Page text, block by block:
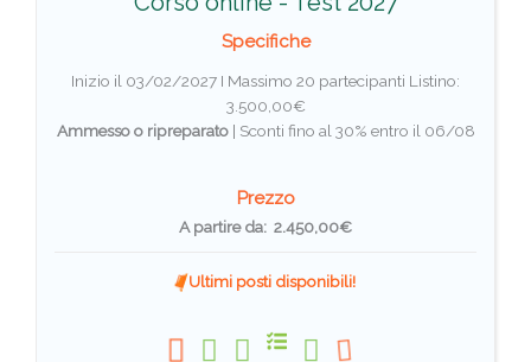
Specifiche
Inizio il 03/02/2027 I Massimo 20 partecipanti Listino:
3.500,00€
Ammesso o ripreparato| Sconti fino al 30% entro il 06/08
Prezzo
A partire da: 2.450,00€
Ultimi posti disponibili!